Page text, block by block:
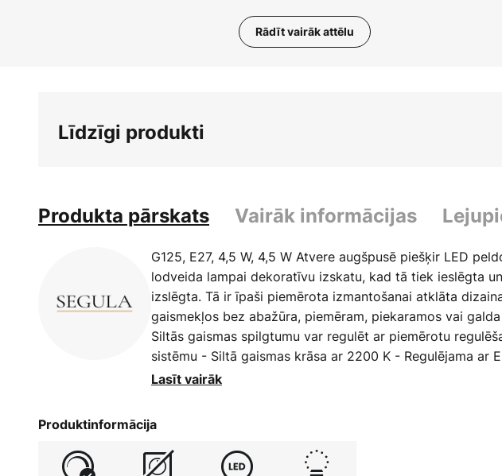
Rādīt vairāk attēlu
Līdzīgi produkti
Produkta pārskats Vairāk informācijas
G125, E27, 4,5 W, 4,5 W Atvere augšpusē piešķir LED
lodveida lampai dekoratīvu izskatu, kad tā tiek ieslēgta un
izslēgta. Tā ir īpaši piemērota izmantošanai atklāta
gaismekļos bez abažūra, piemēram, piekaramos vai
Siltās gaismas spilgtumu var regulēt ar piemērotu
sistēmu - Siltā gaismas krāsa ar 2200 K - Regulējama ar
Jung, GIRA - Ļoti laba krāsu atdeve Ra 90 - Balvas Plus X
Lasīt vairāk
Produktinformācija